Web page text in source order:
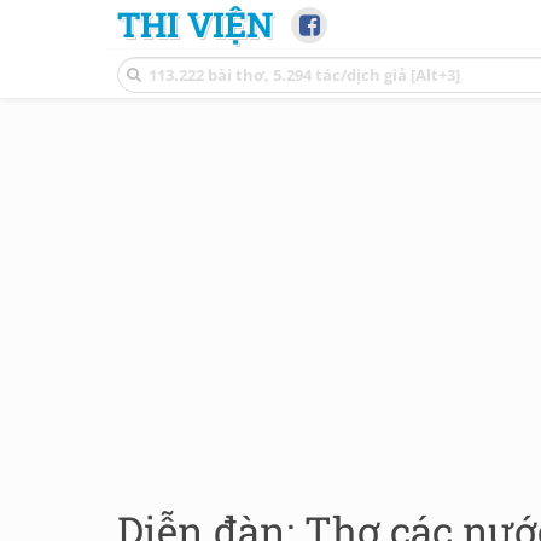
THI VIỆN
Diễn đàn: Thơ các